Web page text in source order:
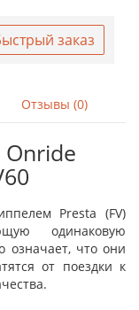
заказ
Отзывы (0)
Presta (FV)
одинаковую
означает, что они
от поездки к